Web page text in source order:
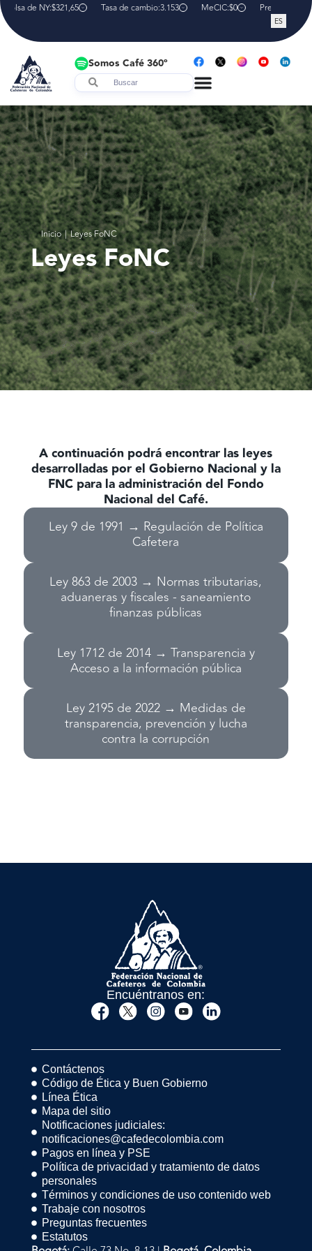
Bolsa de NY:$321,65 Tasa de cambio:3.153 MeCIC:$0 Precio
ES
Somos Café 360º
Inicio | Leyes FoNC
Leyes FoNC
A continuación podrá encontrar las leyes
desarrolladas por el Gobierno Nacional y la
FNC para la administración del Fondo
Nacional del Café.
Ley 9 de 1991 → Regulación de Política
Cafetera
Ley 863 de 2003 → Normas tributarias,
aduaneras y fiscales - saneamiento
finanzas públicas
Ley 1712 de 2014 → Transparencia y
Acceso a la información pública
Ley 2195 de 2022 → Medidas de
transparencia, prevención y lucha
contra la corrupción
Encuéntranos en:
Contáctenos
Código de Ética y Buen Gobierno
Línea Ética
Mapa del sitio
Notificaciones judiciales:
notificaciones@cafedecolombia.com
Pagos en línea y PSE
Política de privacidad y tratamiento de datos
personales
Términos y condiciones de uso contenido web
Trabaje con nosotros
Preguntas frecuentes
Estatutos